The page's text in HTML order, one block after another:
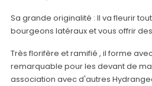
Sa grande originalité : Il va fleurir
bourgeons latéraux et vous offrir
Très florifère et ramifié , il forme
remarquable pour les devant de
association avec d'autres